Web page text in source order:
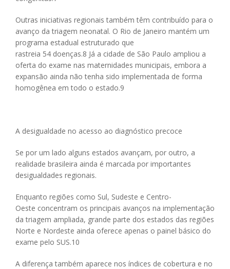
Outras iniciativas regionais também têm contribuído para o
avanço da triagem neonatal. O Rio de Janeiro mantém um
programa estadual estruturado que
rastreia 54 doenças.8 Já a cidade de São Paulo ampliou a
oferta do exame nas maternidades municipais, embora a
expansão ainda não tenha sido implementada de forma
homogênea em todo o estado.9
A desigualdade no acesso ao diagnóstico precoce
Se por um lado alguns estados avançam, por outro, a
realidade brasileira ainda é marcada por importantes
desigualdades regionais.
Enquanto regiões como Sul, Sudeste e Centro-
Oeste concentram os principais avanços na implementação
da triagem ampliada, grande parte dos estados das regiões
Norte e Nordeste ainda oferece apenas o painel básico do
exame pelo SUS.10
A diferença também aparece nos índices de cobertura e no